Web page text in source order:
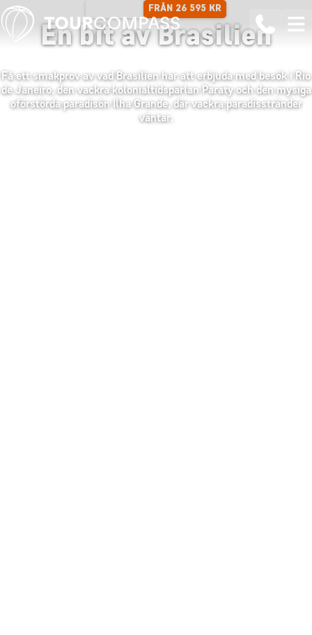
FRÅN 26 595 KR
En bit av Brasilien
Få ett smakprov av vad Brasilien har att erbjuda med besök i Rio
de Janeiro, den vackra kolonialtidspärlan Paraty och den mysiga
oförstörda paradisön Ilha Grande, där vackra paradisstränder
väntar.